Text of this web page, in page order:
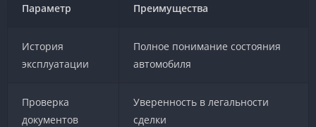
Параметр Преимущества
История
эксплуатации
Полное понимание состояния
автомобиля
Проверка
документов
Уверенность в легальности
сделки